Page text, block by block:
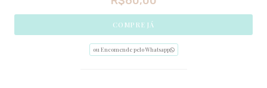
COMPRE JÁ
ou Encomende pelo Whatsapp